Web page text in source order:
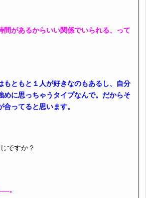
があるからいい関係でいられる、って
ともと１人が好きなのもあるし、自分
めに思っちゃうタイプなんで。だからそ
ってると思います。
ですか？
。